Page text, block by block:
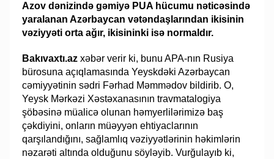
Azov dənizində gəmiyə PUA hücumu nəticəsində
yaralanan Azərbaycan vətəndaşlarından ikisinin
vəziyyəti orta ağır, ikisininki isə normaldır.
Bakıvaxtı.azxəbər verir ki, bunu APA-nın Rusiya
bürosuna açıqlamasında Yeyskdəki Azərbaycan
cəmiyyətinin sədri Fərhad Məmmədov bildirib. O,
Yeysk Mərkəzi Xəstəxanasının travmatalogiya
şöbəsinə müalicə olunan həmyerlilərimizə baş
çəkdiyini, onların müəyyən ehtiyaclarının
qarşılandığını, sağlamlıq vəziyyətlərinin həkimlərin
nəzarəti altında olduğunu söyləyib. Vurğulayıb ki,